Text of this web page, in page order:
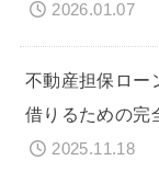
2026.01.07
不動産担保ロー
借りるための完
2025.11.18